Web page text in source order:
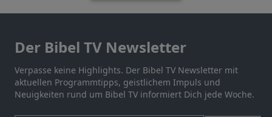
Der Bibel TV Newsletter
Verpasse keine Highlights. Der Bibel TV Newsletter mit
aktuellen Programmtipps, geistlichem Impuls und
Neuigkeiten rund um Bibel TV informiert Dich jede Woche.